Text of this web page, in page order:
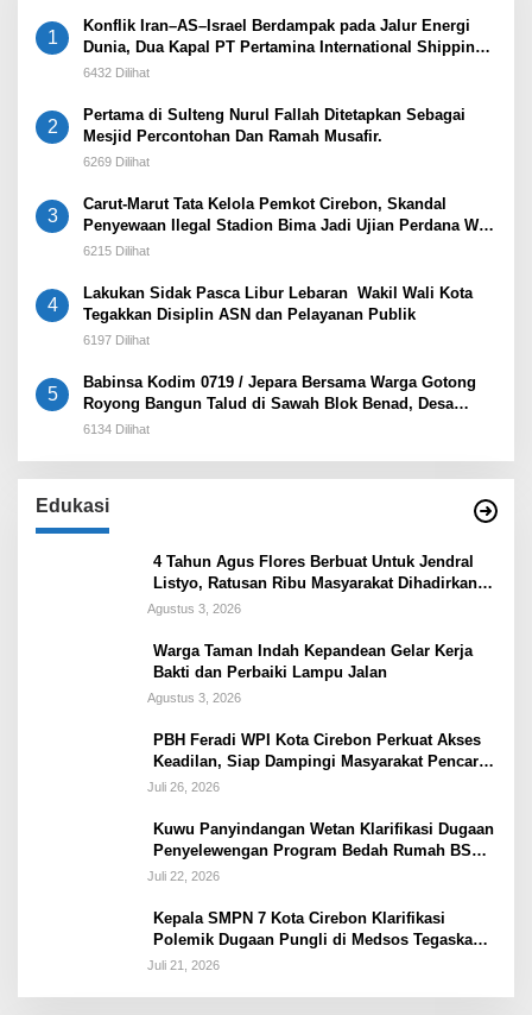
1
Konflik Iran–AS–Israel Berdampak pada Jalur Energi
Dunia, Dua Kapal PT Pertamina International Shipping
Tertahan di Selat Hormuz
6432 Dilihat
2
Pertama di Sulteng Nurul Fallah Ditetapkan Sebagai
Mesjid Percontohan Dan Ramah Musafir.
6269 Dilihat
3
Carut-Marut Tata Kelola Pemkot Cirebon, Skandal
Penyewaan Ilegal Stadion Bima Jadi Ujian Perdana Wali
Kota Effendi Edo
6215 Dilihat
4
Lakukan Sidak Pasca Libur Lebaran Wakil Wali Kota
Tegakkan Disiplin ASN dan Pelayanan Publik
6197 Dilihat
5
Babinsa Kodim 0719 / Jepara Bersama Warga Gotong
Royong Bangun Talud di Sawah Blok Benad, Desa
Sidigede
6134 Dilihat
Edukasi
4 Tahun Agus Flores Berbuat Untuk Jendral
Listyo, Ratusan Ribu Masyarakat Dihadirkan
Dilapangan
Agustus 3, 2026
Warga Taman Indah Kepandean Gelar Kerja
Bakti dan Perbaiki Lampu Jalan
Agustus 3, 2026
PBH Feradi WPI Kota Cirebon Perkuat Akses
Keadilan, Siap Dampingi Masyarakat Pencari
Keadilan
Juli 26, 2026
Kuwu Panyindangan Wetan Klarifikasi Dugaan
Penyelewengan Program Bedah Rumah BSPS
Tegaskan Penyaluran Sesuai Prosedur
Juli 22, 2026
Kepala SMPN 7 Kota Cirebon Klarifikasi
Polemik Dugaan Pungli di Medsos Tegaskan
Belum Ada Penetapan dan Semua Diputuskan
Juli 21, 2026